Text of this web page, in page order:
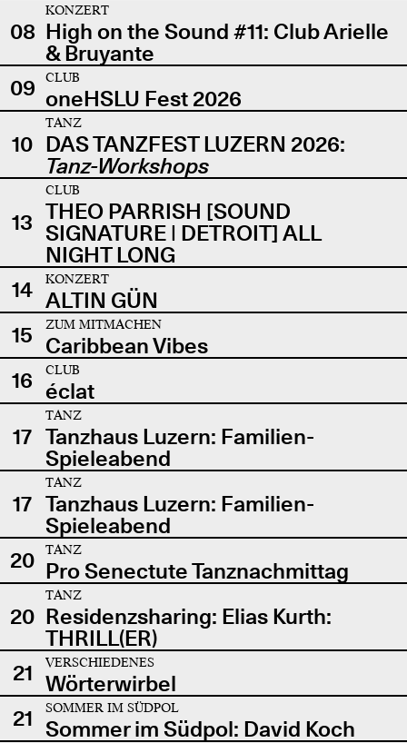
08
KONZERT
High on the Sound #11: Club Arielle
& Bruyante
09
CLUB
oneHSLU Fest 2026
10
TANZ
DAS TANZFEST LUZERN 2026:
Tanz-Workshops
13
CLUB
THEO PARRISH [SOUND
SIGNATURE | DETROIT] ALL
NIGHT LONG
14
KONZERT
ALTIN GÜN
15
ZUM MITMACHEN
Caribbean Vibes
16
CLUB
éclat
17
TANZ
Tanzhaus Luzern: Familien-
Spieleabend
17
TANZ
Tanzhaus Luzern: Familien-
Spieleabend
20
TANZ
Pro Senectute Tanznachmittag
20
TANZ
Residenzsharing: Elias Kurth:
THRILL(ER)
21
VERSCHIEDENES
Wörterwirbel
21
SOMMER IM SÜDPOL
Sommer im Südpol: David Koch